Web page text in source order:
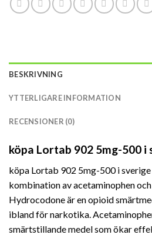
BESKRIVNING
YTTERLIGARE INFORMATION
RECENSIONER (0)
köpa Lortab 902 5mg-500 i
köpa Lortab 902 5mg-500 i sverige
kombination av acetaminophen
Hydrocodone är en opioid
ibland för narkotika.
smärtstillande medel som ökar